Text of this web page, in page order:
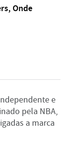
Onde
e
pela NBA,
a marca